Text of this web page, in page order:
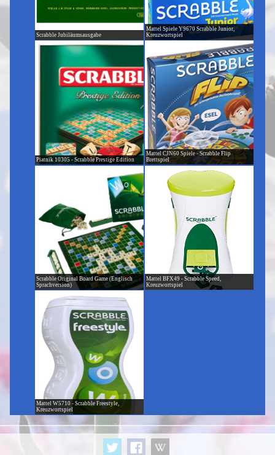
Scrabble Jubiläumsausgabe
Mattel Spiele Y9670 Scrabble Junior,
Kreuzwortspiel
Piatnik 10305 - Scrabble Prestige Edition
Mattel CJN60 Spiele - Scrabble Flip
Brettspiel
Scrabble Original Board Game (Englisch
Sprachversion)
Mattel BFX49 - Scrabble Speed,
Kreuzwortspiel
Mattel W5710 - Scrabble Freestyle,
Kreuzwortspiel